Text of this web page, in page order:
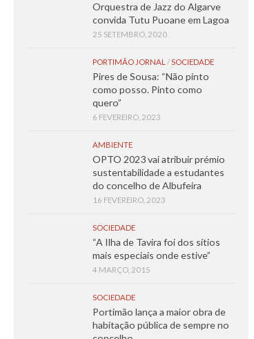
Orquestra de Jazz do Algarve
convida Tutu Puoane em Lagoa
25 SETEMBRO, 2020
PORTIMÃO JORNAL /SOCIEDADE
Pires de Sousa: “Não pinto
como posso. Pinto como
quero”
6 FEVEREIRO, 2023
AMBIENTE
OPTO 2023 vai atribuir prémio
sustentabilidade a estudantes
do concelho de Albufeira
16 FEVEREIRO, 2023
SOCIEDADE
“A Ilha de Tavira foi dos sítios
mais especiais onde estive”
4 MARÇO, 2015
SOCIEDADE
Portimão lança a maior obra de
habitação pública de sempre no